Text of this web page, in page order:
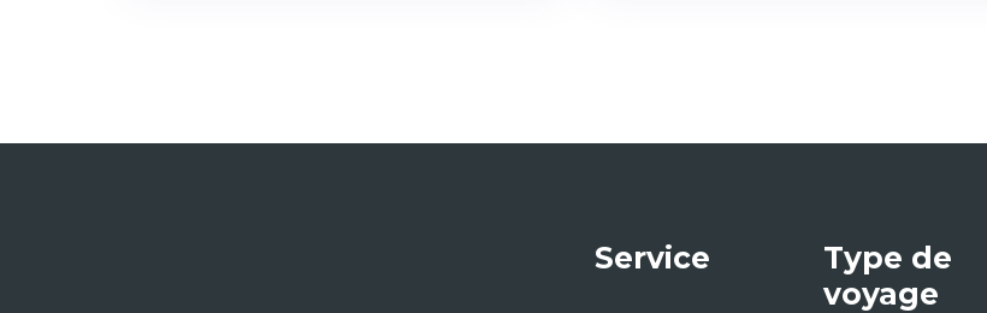
Service
Type de
voyage